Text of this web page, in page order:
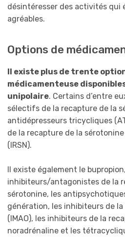
désintéresser des activités qui
agréables.
Options de
Il existe plus de trente
médicamenteuse
unipolaire. Certains d’entre
sélectifs de la recapture de la
antidépresseurs tricycliques
de la recapture de la
(IRSN).
Il existe également le
inhibiteurs/antagonistes de la
sérotonine, les
génération, les inhibiteurs de
(IMAO), les inhibiteurs de la
noradrénaline et les